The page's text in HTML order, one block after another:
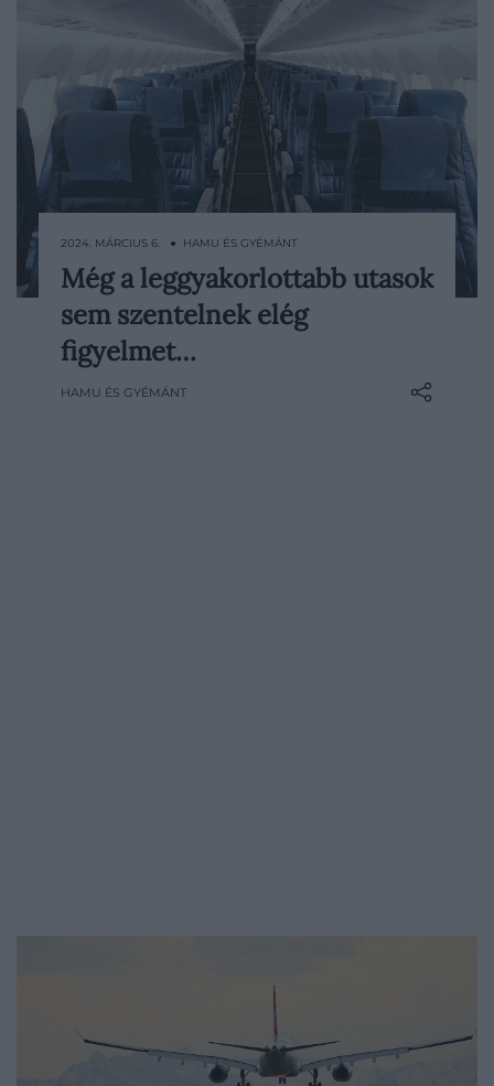
Nemrégiben tűz ütött ki a Japan Airlines
egyik járatán, illetve az Alaska Airlines
egyik gépénak is kényszerleszállást
kellett végre hajtania. Az esetek kapcsán
egy légiutas-kísérő elárulta, mely
2024. MÁRCIUS 6. ● HAMU ÉS GYÉMÁNT
Még a leggyakorlottabb utasok
sem szentelnek elég
figyelmet…
HAMU ÉS GYÉMÁNT